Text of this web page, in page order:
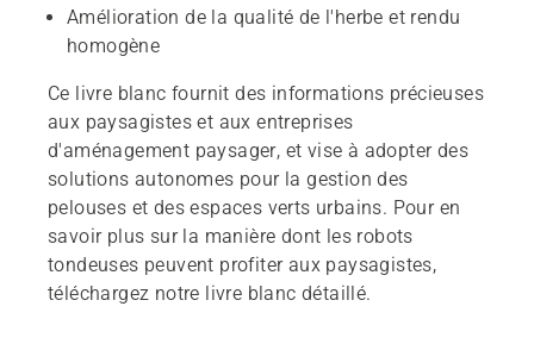
Amélioration de la qualité de l'herbe et rendu
homogène
Ce livre blanc fournit des informations précieuses
aux paysagistes et aux entreprises
d'aménagement paysager, et vise à adopter des
solutions autonomes pour la gestion des
pelouses et des espaces verts urbains. Pour en
savoir plus sur la manière dont les robots
tondeuses peuvent profiter aux paysagistes,
téléchargez notre livre blanc détaillé.